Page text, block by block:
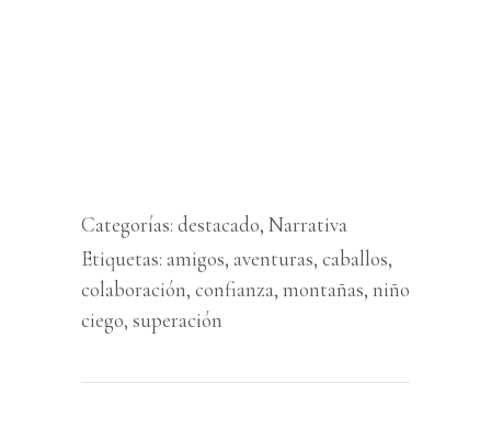
Categorías: destacado, Narrativa
Etiquetas: amigos, aventuras, caballos,
colaboración, confianza, montañas, niño
ciego, superación